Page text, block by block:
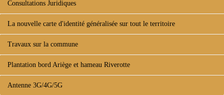
Consultations Juridiques
La nouvelle carte d'identité généralisée sur tout le territoire
Travaux sur la commune
Plantation bord Ariège et hameau Riverotte
Antenne 3G/4G/5G